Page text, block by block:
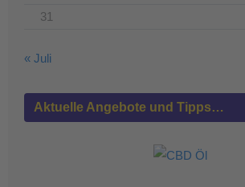
31
« Juli
Aktuelle Angebote und Tipps…